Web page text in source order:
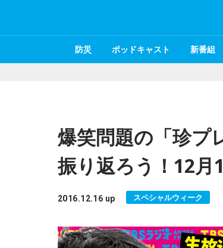
防災 ポッドキャスト 新番組
爆笑問題の「珍プ
振り返ろう！12月
2016.12.16 up スペシャルウィーク